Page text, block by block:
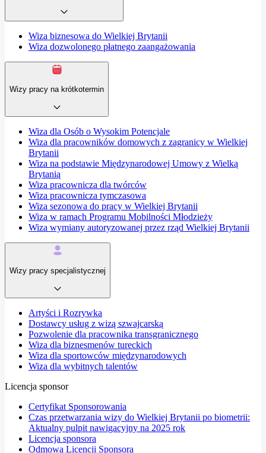
Wiza biznesowa do Wielkiej Brytanii
Wiza dozwolonego płatnego zaangażowania
Wizy pracy na krótkotermin
Wiza dla Osób o Wysokim Potencjale
Wiza dla pracowników domowych z zagranicy w Wielkiej
Brytanii
Wiza na podstawie Międzynarodowej Umowy z Wielką
Brytanią
Wiza pracownicza dla twórców
Wiza pracownicza tymczasowa
Wiza sezonowa do pracy w Wielkiej Brytanii
Wiza w ramach Programu Mobilności Młodzieży
Wiza wymiany autoryzowanej przez rząd Wielkiej Brytanii
Wizy pracy specjalistycznej
Artyści i Rozrywka
Dostawcy usług z wizą szwajcarską
Pozwolenie dla pracownika transgranicznego
Wiza dla biznesmenów tureckich
Wiza dla sportowców międzynarodowych
Wiza dla wybitnych talentów
Licencja sponsor
Certyfikat Sponsorowania
Czas przetwarzania wizy do Wielkiej Brytanii po biometrii:
Aktualny pulpit nawigacyjny na 2025 rok
Licencja sponsora
Odmowa Licencji Sponsora